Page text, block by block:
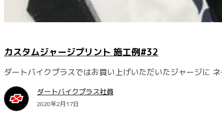
カスタムジャージプリント 施工例#32
ダートバイクプラスではお買い上げいただいたジャージに
ダートバイクプラス社員
2020年2月17日